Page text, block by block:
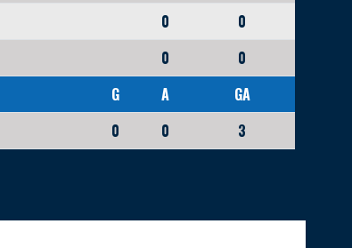
0
0
0
0
G A
GA
0 0 3